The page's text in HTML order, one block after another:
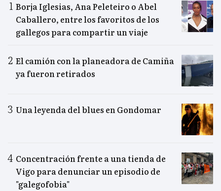
Borja Iglesias, Ana Peleteiro o Abel
Caballero, entre los favoritos de los
gallegos para compartir un viaje
El camión con la planeadora de Camiña
ya fueron retirados
Una leyenda del blues en Gondomar
Concentración frente a una tienda de
Vigo para denunciar un episodio de
"galegofobia"